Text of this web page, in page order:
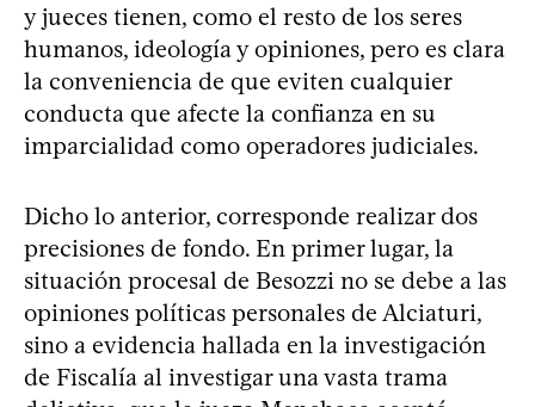
y jueces tienen, como el resto de los seres
humanos, ideología y opiniones, pero es clara
la conveniencia de que eviten cualquier
conducta que afecte la confianza en su
imparcialidad como operadores judiciales.
Dicho lo anterior, corresponde realizar dos
precisiones de fondo. En primer lugar, la
situación procesal de Besozzi no se debe a las
opiniones políticas personales de Alciaturi,
sino a evidencia hallada en la investigación
de Fiscalía al investigar una vasta trama